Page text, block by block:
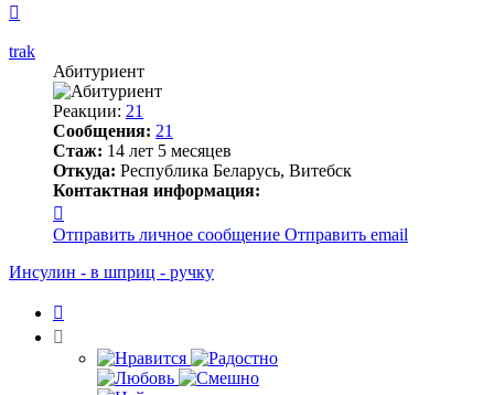
началу
trak
Абитуриент
Реакции: 21
Сообщения: 21
Стаж: 14 лет 5 месяцев
Откуда: Республика Беларусь, Витебск
Контактная информация:
информация
пользователя
trak
Отправить личное сообщение Отправить email
Инсулин - в шприц - ручку